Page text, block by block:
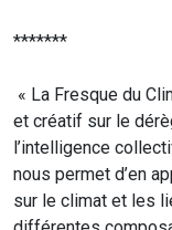
*******
« La Fresque du
et créatif sur le
l’intelligence
nous permet d’en
sur le climat et les